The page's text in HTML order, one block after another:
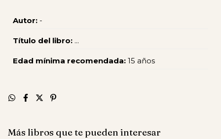
Autor: -
Título del libro: ...
Edad mínima recomendada: 15 años
Más libros que te pueden interesar